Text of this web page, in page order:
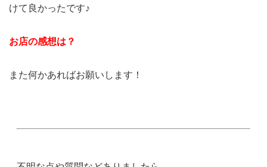
けて良かったです♪
お店の感想は？
また何かあればお願いします！